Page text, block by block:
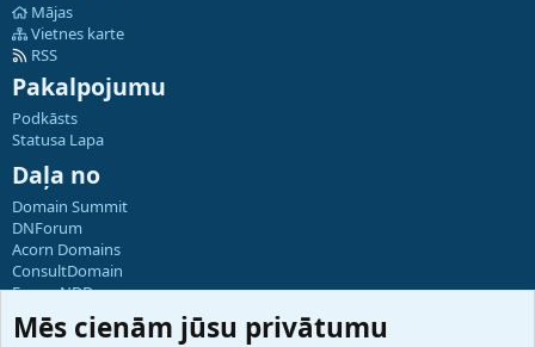
Mājas
Vietnes karte
RSS
Pakalpojumu
Podkāsts
Statusa Lapa
Daļa no
Domain Summit
DNForum
Acorn Domains
ConsultDomain
ForumNDD
Domainforum.ro
27.be
Mēs cienām jūsu privātumu